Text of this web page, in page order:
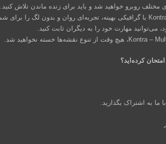
مختلف روبرو خواهید شد و باید برای زنده ماندن تلاش کنید.
می‌توانید مهارت خود را به دیگران ثابت کنید.
به اشتراک بگذارید.